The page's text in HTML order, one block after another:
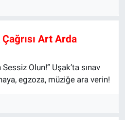
Art Arda
Olun!” Uşak’ta sınav
egzoza, müziğe ara verin!